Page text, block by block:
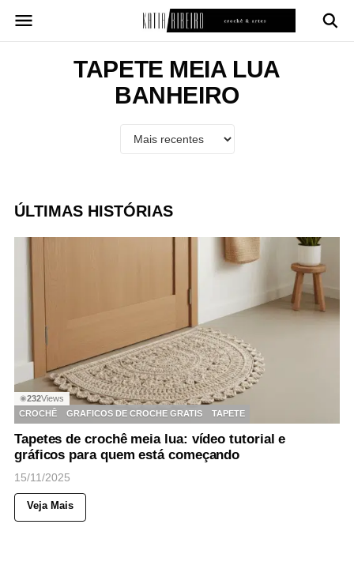
para
TAPETE MEIA LUA
BANHEIRO
ÚLTIMAS HISTÓRIAS
◉232Views
CROCHÊ
GRAFICOS DE CROCHE GRATIS TAPETE
Tapetes de crochê meia lua: vídeo tutorial e
gráficos para quem está começando
15/11/2025
Veja Mais